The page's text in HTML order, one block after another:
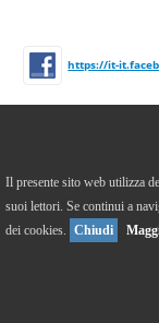
https://it-
Il presente sito web utilizza
suoi lettori. Se continui a
dei cookies. Chiudi